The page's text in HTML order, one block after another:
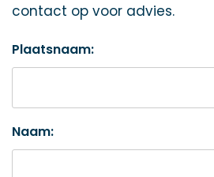
contact op voor advies.
Plaatsnaam:
Naam: